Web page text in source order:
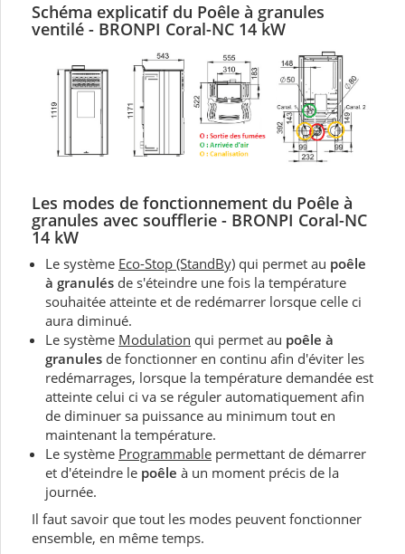
Schéma explicatif du Poêle à granules
ventilé - BRONPI Coral-NC 14 kW
Les modes de fonctionnement du Poêle à
granules avec soufflerie - BRONPI Coral-NC
14 kW
Le système Eco-Stop (StandBy) qui permet au poêle
à granulés de s'éteindre une fois la température
souhaitée atteinte et de redémarrer lorsque celle ci
aura diminué.
Le système Modulation qui permet au poêle à
granules de fonctionner en continu afin d'éviter les
redémarrages, lorsque la température demandée est
atteinte celui ci va se réguler automatiquement afin
de diminuer sa puissance au minimum tout en
maintenant la température.
Le système Programmable permettant de démarrer
et d'éteindre le poêle à un moment précis de la
journée.
Il faut savoir que tout les modes peuvent fonctionner
ensemble, en même temps.